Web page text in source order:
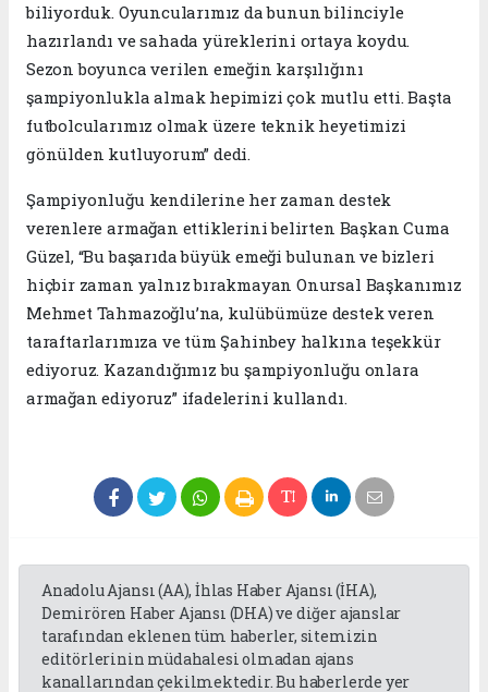
biliyorduk. Oyuncularımız da bunun bilinciyle
hazırlandı ve sahada yüreklerini ortaya koydu.
Sezon boyunca verilen emeğin karşılığını
şampiyonlukla almak hepimizi çok mutlu etti. Başta
futbolcularımız olmak üzere teknik heyetimizi
gönülden kutluyorum” dedi.
Şampiyonluğu kendilerine her zaman destek
verenlere armağan ettiklerini belirten Başkan Cuma
Güzel, “Bu başarıda büyük emeği bulunan ve bizleri
hiçbir zaman yalnız bırakmayan Onursal Başkanımız
Mehmet Tahmazoğlu’na, kulübümüze destek veren
taraftarlarımıza ve tüm Şahinbey halkına teşekkür
ediyoruz. Kazandığımız bu şampiyonluğu onlara
armağan ediyoruz” ifadelerini kullandı.
Anadolu Ajansı (AA), İhlas Haber Ajansı (İHA),
Demirören Haber Ajansı (DHA) ve diğer ajanslar
tarafından eklenen tüm haberler, sitemizin
editörlerinin müdahalesi olmadan ajans
kanallarından çekilmektedir. Bu haberlerde yer